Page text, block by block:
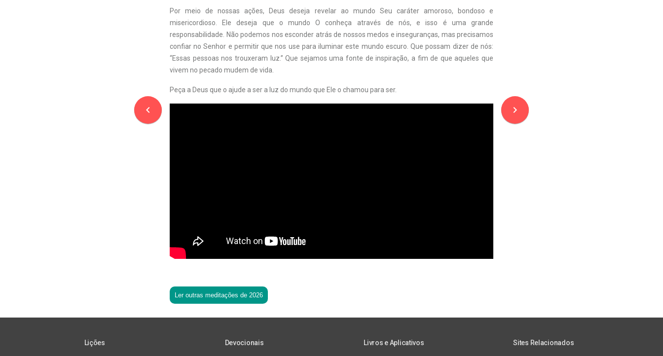
navigate_before
Por meio de nossas ações, Deus deseja revelar ao mundo Seu caráter amoroso, bondoso e
misericordioso. Ele deseja que o mundo O conheça através de nós, e isso é uma grande
responsabilidade. Não podemos nos esconder atrás de nossos medos e inseguranças, mas precisamos
confiar no Senhor e permitir que nos use para iluminar este mundo escuro. Que possam dizer de nós:
“Essas pessoas nos trouxeram luz.” Que sejamos uma fonte de inspiração, a fim de que aqueles que
vivem no pecado mudem de vida.
Peça a Deus que o ajude a ser a luz do mundo que Ele o chamou para ser.
Ler outras meditações de 2026
navigate_next
Lições Devocionais Livros e Aplicativos Sites Relacionados